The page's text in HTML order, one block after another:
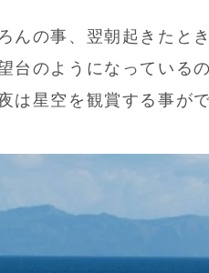
んの事、翌朝起きたと
台のようになっている
は星空を観賞する事がで